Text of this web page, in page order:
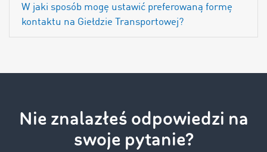
W jaki sposób mogę ustawić preferowaną formę
kontaktu na Giełdzie Transportowej?
Nie znalazłeś odpowiedzi na
swoje pytanie?